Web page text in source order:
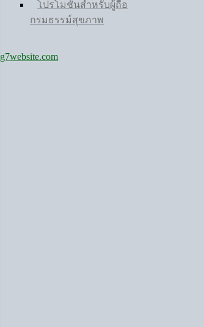
โปรโมชั่นสำหรับผู้ถือ
กรมธรรม์สุขภาพ
g7website.com